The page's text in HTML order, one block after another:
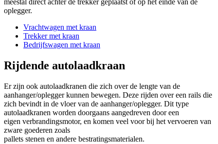
meestal direct achter de trekker geplaatst of op het einde van de
oplegger.
Vrachtwagen met kraan
Trekker met kraan
Bedrijfswagen met kraan
Rijdende autolaadkraan
Er zijn ook autolaadkranen die zich over de lengte van de
aanhanger/oplegger kunnen bewegen. Deze rijden over een rails die
zich bevindt in de vloer van de aanhanger/oplegger. Dit type
autolaadkranen worden doorgaans aangedreven door een
eigen verbrandingsmotor, en komen veel voor bij het vervoeren van
zware goederen zoals
pallets stenen en andere bestratingsmaterialen.